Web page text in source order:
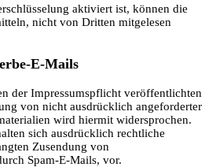
aktiviert ist, können die
nicht von Dritten mitgelesen
E-Mails
der Impressumspflicht veröffentlichten
von nicht ausdrücklich angeforderter
wird hiermit widersprochen.
sich ausdrücklich rechtliche
Zusendung von
Spam-E-Mails, vor.